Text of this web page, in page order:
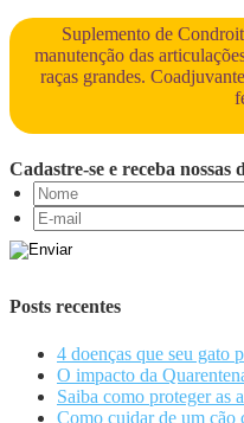
Suplemento de
manutenção das
raças grandes.
Cadastre-se e receba nossas
Posts recentes
4 doenças que seu gato
O impacto da
Saiba como proteger as
Como cuidar de um cão